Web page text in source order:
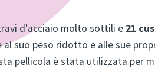
d'acciaio molto sottili e 21
al suo peso ridotto e alle sue
pellicola è stata utilizzata per